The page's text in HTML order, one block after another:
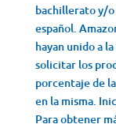
bachillerato y/
español.
hayan unido a
solicitar los
porcentaje de
en la misma.
Para obtener